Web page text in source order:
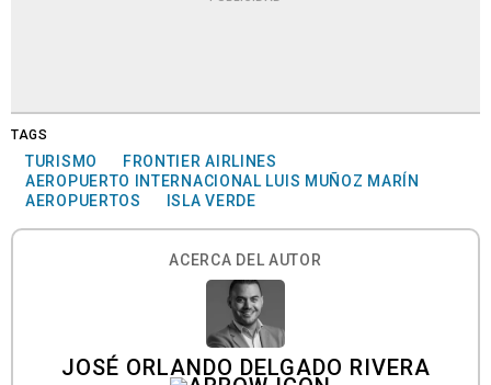
TAGS
TURISMO
FRONTIER AIRLINES
AEROPUERTO INTERNACIONAL LUIS MUÑOZ MARÍN
AEROPUERTOS
ISLA VERDE
ACERCA DEL AUTOR
JOSÉ ORLANDO DELGADO RIVERA